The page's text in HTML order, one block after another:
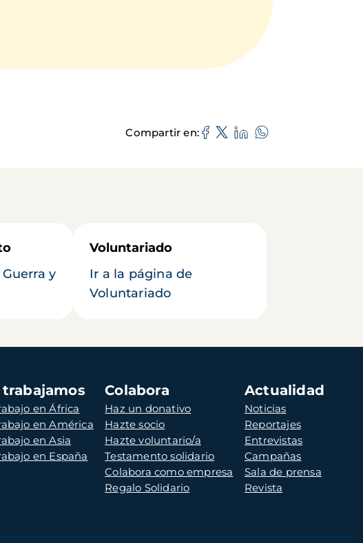
Compartir en
y
Voluntariado
Ir a la página de
Voluntariado
en África
en América
en Asia
en España
Colabora
Haz un donativo
Hazte socio
Hazte voluntario/a
Testamento solidario
Colabora como empresa
Regalo Solidario
Actualidad
Noticias
Reportajes
Entrevistas
Campañas
Sala de prensa
Revista